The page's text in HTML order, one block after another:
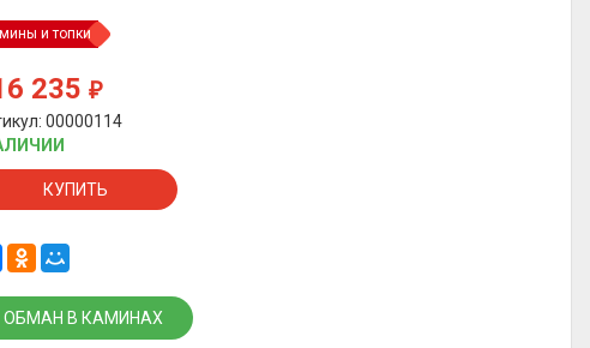
и топки
235₽
00000114
КУПИТЬ
ОБМАН В КАМИНАХ